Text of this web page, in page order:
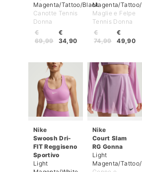
Magenta/Tattoo/Black
Canotte Tennis
Donna
€
34,90
€
69,99
Magenta/
Maglie e Felpe
Tennis Donna
€
49,90
€
74,99
Nike
Swoosh Dri-
FIT Reggiseno
Sportivo
Light
Nike
Court Slam
RG Gonna
Light
Magenta/